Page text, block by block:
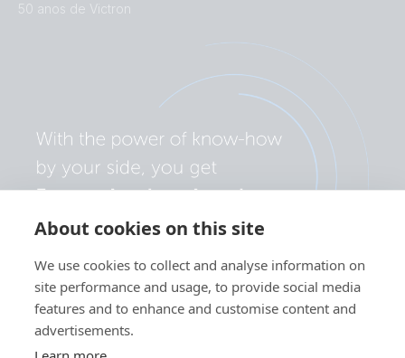
About cookies on this site
We use cookies to collect and analyse information on
site performance and usage, to provide social media
features and to enhance and customise content and
advertisements.
50 anos de Victron